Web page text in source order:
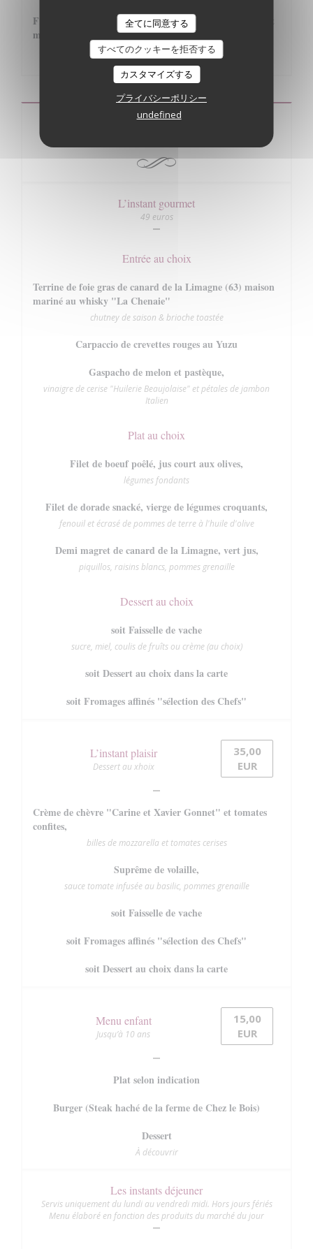
全てに同意する
すべてのクッキーを拒否する
カスタマイズする
プライバシーポリシー
undefined
Fromage de chèvre frais de chez Carine et Xavier Gonnet
mariné à l'huile d'olive et piment
6,00 EUR
Les menus
L’instant gourmet
49 euros
Entrée au choix
Terrine de foie gras de canard de la Limagne (63) maison
mariné au whisky "La Chenaie"
chutney de saison & brioche toastée
Carpaccio de crevettes rouges au Yuzu
Gaspacho de melon et pastèque,
vinaigre de cerise "Huilerie Beaujolaise" et pétales de jambon
Italien
Plat au choix
Filet de boeuf poêlé, jus court aux olives,
légumes fondants
Filet de dorade snacké, vierge de légumes croquants,
fenouil et écrasé de pommes de terre à l'huile d'olive
Demi magret de canard de la Limagne, vert jus,
piquillos, raisins blancs, pommes grenaille
Dessert au choix
soit Faisselle de vache
sucre, miel, coulis de fruîts ou crème (au choix)
soit Dessert au choix dans la carte
soit Fromages affinés "sélection des Chefs"
L’instant plaisir
Dessert au xhoix
35,00
EUR
Crème de chèvre "Carine et Xavier Gonnet" et tomates
confites,
billes de mozzarella et tomates cerises
Suprême de volaille,
sauce tomate infusée au basilic, pommes grenaille
soit Faisselle de vache
soit Fromages affinés "sélection des Chefs"
soit Dessert au choix dans la carte
Menu enfant
Jusqu’à 10 ans
15,00
EUR
Plat selon indication
Burger (Steak haché de la ferme de Chez le Bois)
Dessert
À découvrir
Les instants déjeuner
Servis uniquement du lundi au vendredi midi. Hors jours fériés
Menu élaboré en fonction des produits du marché du jour